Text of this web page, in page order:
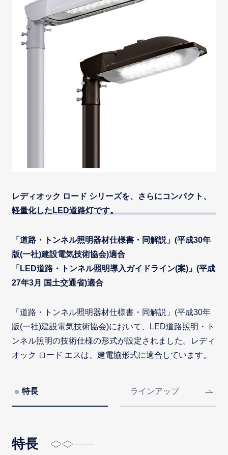
レディオック ロード シリーズを、さらにコンパクト、
軽量化したLED道路灯です。
「道路・トンネル照明器材仕様書・同解説」(平成30年
版(一社)建設電気技術協会)適合
「LED道路・トンネル照明導入ガイドライン(案)」(平成
27年3月 国土交通省)適合
「道路・トンネル照明器材仕様書・同解説」(平成30年
版(一社)建設電気技術協会)において、LED道路照明・ト
ンネル照明の技術仕様の形式が設定されました。レディ
オック ロード エスは、建電協形式に適合しています。
特長 ラインアップ
特長